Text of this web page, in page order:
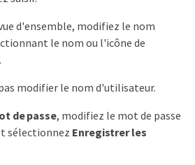
d'ensemble, modifiez le nom
le nom ou l'icône de
.
modifier le nom d'utilisateur.
de passe, modifiez le mot de passe
sélectionnez Enregistrer les